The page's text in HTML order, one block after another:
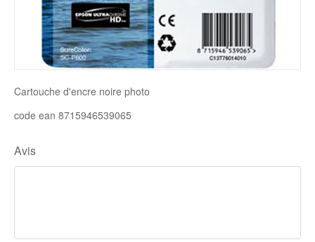
Disque SSD
Cartouche d'encre noire photo
code ean 8715946539065
Avis